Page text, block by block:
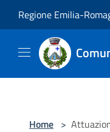
Regione Emilia-
Home >